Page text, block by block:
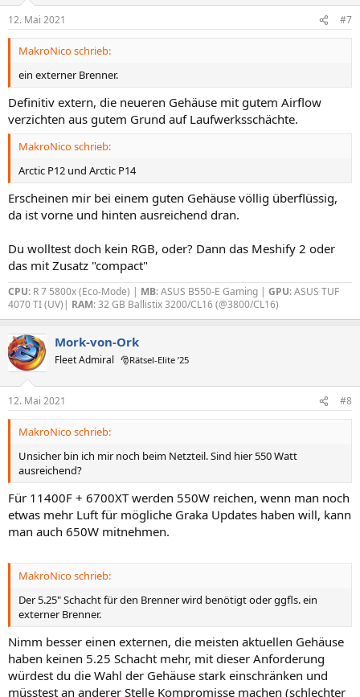
12. Mai 2021 #7
MakroNico schrieb:
ein externer Brenner.
Definitiv extern, die neueren Gehäuse mit gutem Airflow
verzichten aus gutem Grund auf Laufwerksschächte.
MakroNico schrieb:
Arctic P12 und Arctic P14
Erscheinen mir bei einem guten Gehäuse völlig überflüssig,
da ist vorne und hinten ausreichend dran.
Du wolltest doch kein RGB, oder? Dann das Meshify 2 oder
das mit Zusatz "compact"
CPU: R 7 5800x (Eco-Mode) | MB: ASUS B550-E Gaming | GPU: ASUS TUF
4070 TI (UV)| RAM: 32 GB Ballistix 3200/CL16 (@3800/CL16)
Mork-von-Ork
Fleet Admiral 🎅Rätsel-Elite ’25
12. Mai 2021 #8
MakroNico schrieb:
Unsicher bin ich mir noch beim Netzteil. Sind hier 550 Watt
ausreichend?
Für 11400F + 6700XT werden 550W reichen, wenn man noch
etwas mehr Luft für mögliche Graka Updates haben will, kann
man auch 650W mitnehmen.
MakroNico schrieb:
Der 5.25" Schacht für den Brenner wird benötigt oder ggfls. ein
externer Brenner.
Nimm besser einen externen, die meisten aktuellen Gehäuse
haben keinen 5.25 Schacht mehr, mit dieser Anforderung
würdest du die Wahl der Gehäuse stark einschränken und
müsstest an anderer Stelle Kompromisse machen (schlechter